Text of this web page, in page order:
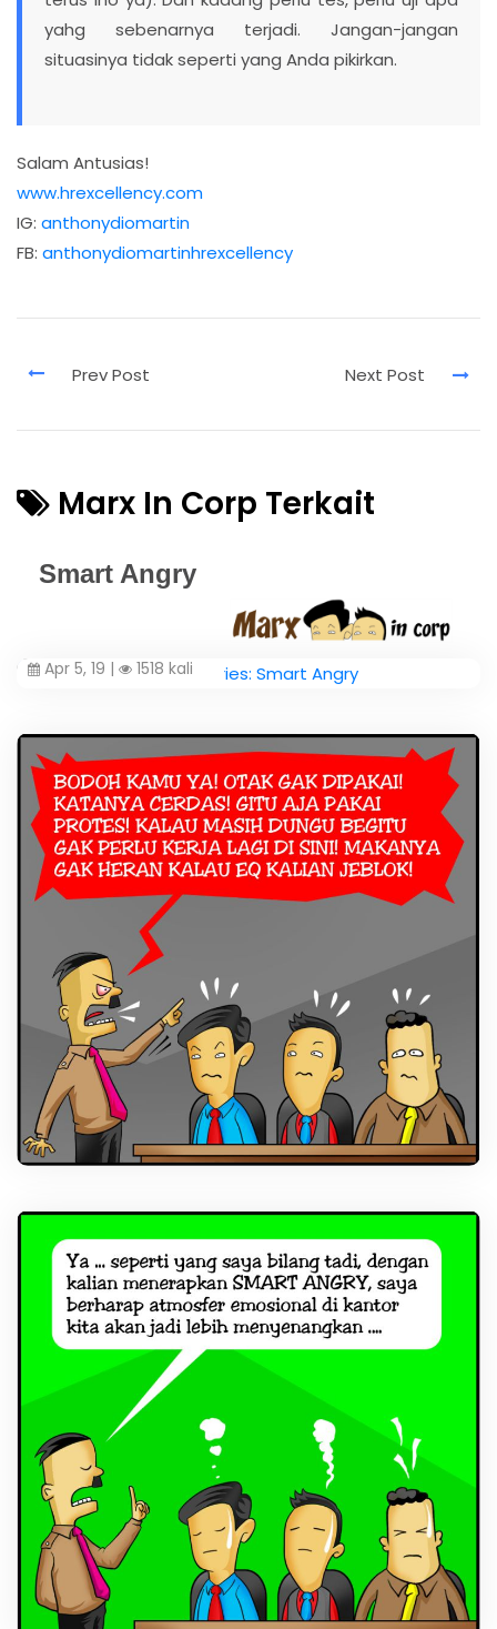
yahg sebenarnya terjadi. Jangan-jangan
situasinya tidak seperti yang Anda pikirkan.
Salam Antusias!
www.hrexcellency.com
IG: anthonydiomartin
FB: anthonydiomartinhrexcellency
Marx In Corp Terkait
Smart Angry
Apr 5, 19 | 1518 kali